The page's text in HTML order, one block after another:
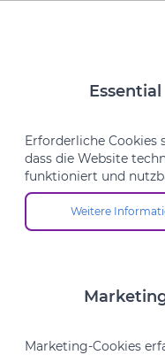
Finanzierung
E-Bikes
‹
Startseite /
Essential
Erforderliche Cookies
dass die Website
funktioniert und
Weitere Über
Marketing-Cookies